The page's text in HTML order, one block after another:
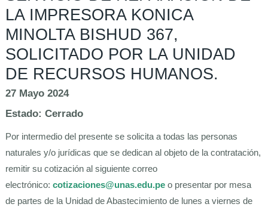
LA IMPRESORA KONICA
MINOLTA BISHUD 367,
SOLICITADO POR LA UNIDAD
DE RECURSOS HUMANOS.
27 Mayo 2024
Estado:Cerrado
Por intermedio del presente se solicita a todas las personas
naturales y/o jurídicas que se dedican al objeto de la contratación,
remitir su cotización al siguiente correo
electrónico:cotizaciones@unas.edu.pe o presentar por mesa
de partes de la Unidad de Abastecimiento de lunes a viernes de